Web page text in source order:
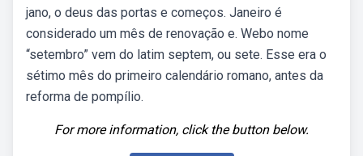
jano, o deus das portas e começos. Janeiro é
considerado um mês de renovação e. Webo nome
“setembro” vem do latim septem, ou sete. Esse era o
sétimo mês do primeiro calendário romano, antes da
reforma de pompílio.
For more information, click the button below.